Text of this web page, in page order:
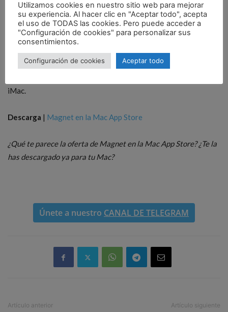
Por tiempo limitado, podemosdescargar Magnet en la Mac
App Store por 0,99 euros, una ganga teniendo en cuenta todo
iMac.
Descarga | Magnet en la Mac App Store
¿Qué te parece la oferta de Magnet en la Mac App Store? ¿Te la
has descargado ya para tu Mac?
Únete a nuestro CANAL DE TELEGRAM
Artículo anterior Artículo siguiente
Utilizamos cookies en nuestro sitio web para mejorar
su experiencia. Al hacer clic en "Aceptar todo", acepta
el uso de TODAS las cookies. Pero puede acceder a
"Configuración de cookies" para personalizar sus
consentimientos.
Configuración de cookies Aceptar todo